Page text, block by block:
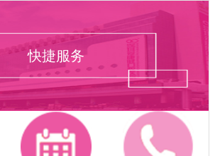
快捷服务